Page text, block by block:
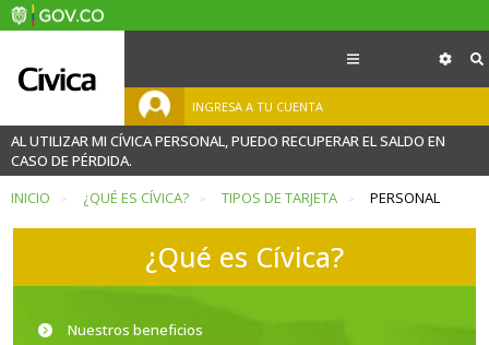
INGRESA A TU CUENTA
AL UTILIZAR MI CÍVICA PERSONAL, PUEDO RECUPERAR EL SALDO EN
CASO DE PÉRDIDA.
INICIO
¿QUÉ ES CÍVICA? TIPOS DE TARJETA PERSONAL
¿Qué es Cívica?
Nuestros beneficios